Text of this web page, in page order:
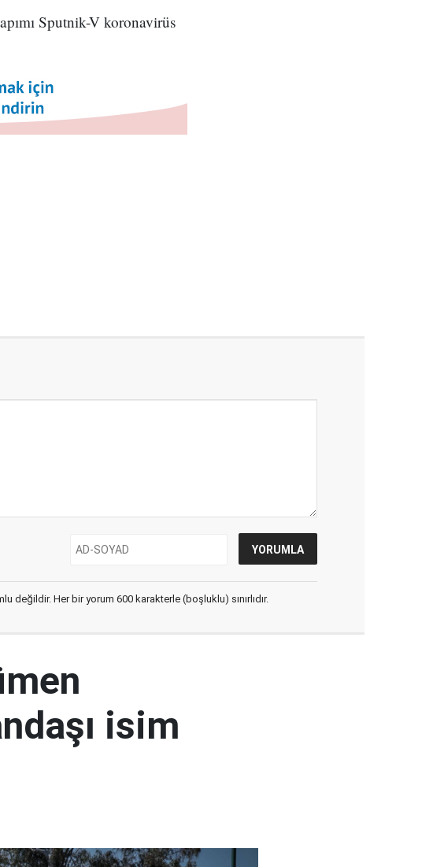
Sputnik-V koronavirüs
değildir. Her bir yorum 600 karakterle (boşluklu) sınırlıdır.
isim